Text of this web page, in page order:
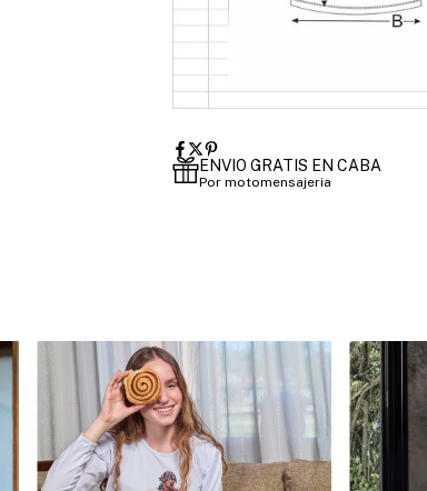
ENVIO GRATIS EN CABA
Por motomensajeria